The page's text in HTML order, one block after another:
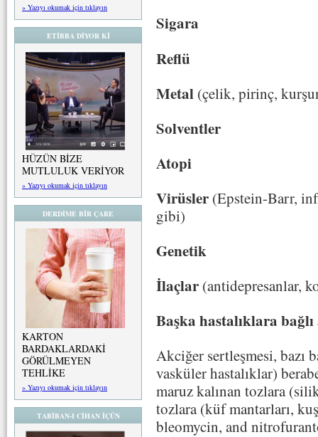
» Yazıyı okumak için tıklayın
ETİBBA DİYOR Kİ
HÜZÜN BİZE
MUTLULUK VERİYOR
» Yazıyı okumak için tıklayın
DERDİME BİR ÇARE
KARTON
BARDAKLARDAKİ
GÖRÜLMEYEN
TEHLİKE
» Yazıyı okumak için tıklayın
TABİBAN-I CİHAN İÇÜN
Sigara
Reflü
Metal (çelik, pirinç,
Solventler
Atopi
Virüsler (Epstein-Barr,
gibi)
Genetik
İlaçlar (antidepresanlar,
Başka hastalıklara
Akciğer sertleşmesi, bazı
vasküler hastalıklar)
maruz kalınan tozlara
tozlara (küf mantarları,
bleomycin, and